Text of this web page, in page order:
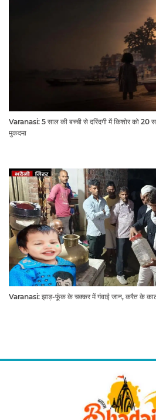
Varanasi: 5 साल की बच्ची से दरिंदगी में किशोर को 20
मुकदमा
Varanasi: झाड़-फूंक के चक्कर में गंवाई जान, करैत के